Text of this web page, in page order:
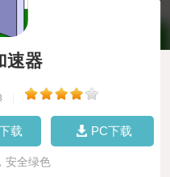
速器
载 PC下载
安全绿色